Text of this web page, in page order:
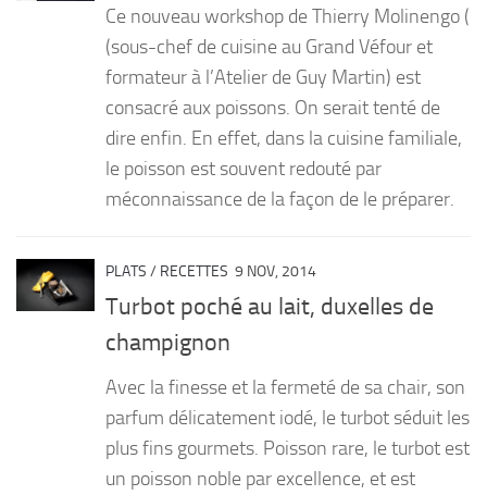
Ce nouveau workshop de Thierry Molinengo (
(sous-chef de cuisine au Grand Véfour et
formateur à l’Atelier de Guy Martin) est
consacré aux poissons. On serait tenté de
dire enfin. En effet, dans la cuisine familiale,
le poisson est souvent redouté par
méconnaissance de la façon de le préparer.
PLATS / RECETTES 9 NOV, 2014
Turbot poché au lait, duxelles de
champignon
Avec la finesse et la fermeté de sa chair, son
parfum délicatement iodé, le turbot séduit les
plus fins gourmets. Poisson rare, le turbot est
un poisson noble par excellence, et est